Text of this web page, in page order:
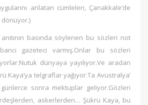
anlatan cümleleri, Çanakkale’de
dönüyor.)
basında söylenen bu sözleri not
gazeteci varmış.Onlar bu sözleri
dünyaya yayılıyor.Ve aradan
Kaya’ya telgraflar yağıyor.Ta Avustralya’
sonra mektuplar geliyor.Gözleri
askerlerden… Şükrü Kaya, bu